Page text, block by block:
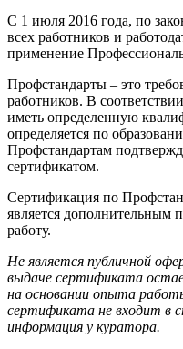
С 1 июля 2016 года, по
всех работников и
применение
Профстандарты – это
работников. В
иметь определенную
определяется по
Профстандартам
сертификатом.
Сертификация по
является дополнительным
работу.
Не является публичной
выдаче сертификата
на основании опыта
сертификата не входит в
информация у куратора.